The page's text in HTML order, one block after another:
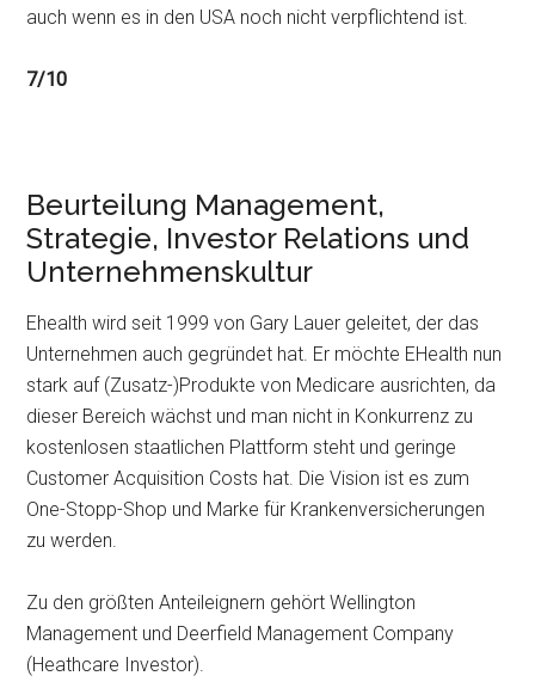
auch wenn es in den USA noch nicht verpflichtend ist.
7/10
Beurteilung Management,
Strategie, Investor Relations und
Unternehmenskultur
Ehealth wird seit 1999 von Gary Lauer geleitet, der das
Unternehmen auch gegründet hat. Er möchte EHealth nun
stark auf (Zusatz-)Produkte von Medicare ausrichten, da
dieser Bereich wächst und man nicht in Konkurrenz zu
kostenlosen staatlichen Plattform steht und geringe
Customer Acquisition Costs hat. Die Vision ist es zum
One-Stopp-Shop und Marke für Krankenversicherungen
zu werden.
Zu den größten Anteileignern gehört Wellington
Management und Deerfield Management Company
(Heathcare Investor).